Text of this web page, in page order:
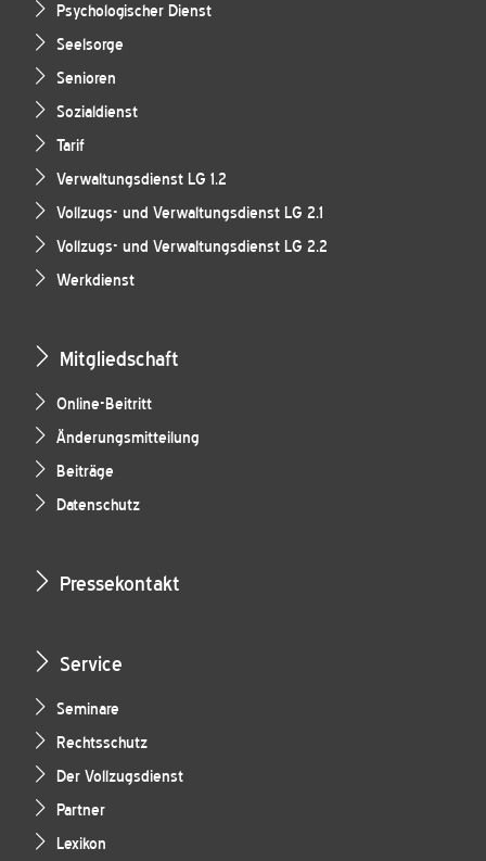
Psychologischer Dienst
Seelsorge
Senioren
Sozialdienst
Tarif
Verwaltungsdienst LG 1.2
Vollzugs- und Verwaltungsdienst LG 2.1
Vollzugs- und Verwaltungsdienst LG 2.2
Werkdienst
Mitgliedschaft
Online-Beitritt
Änderungsmitteilung
Beiträge
Datenschutz
Pressekontakt
Service
Seminare
Rechtsschutz
Der Vollzugsdienst
Partner
Lexikon